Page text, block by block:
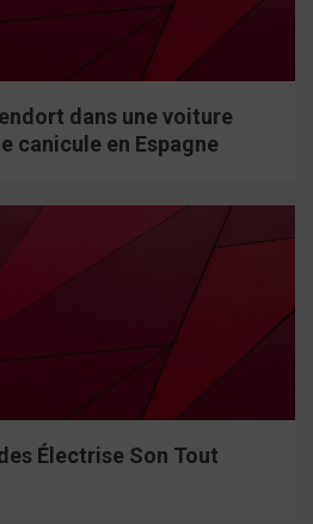
dans une voiture
canicule en Espagne
Électrise Son Tout